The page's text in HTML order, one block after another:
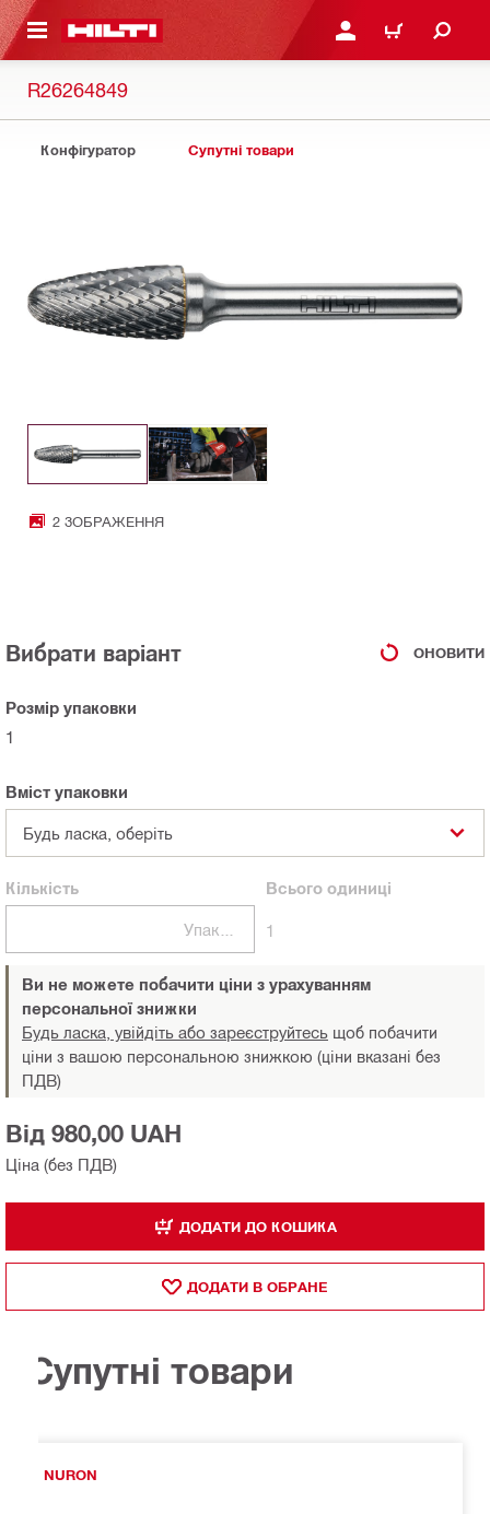
ЗМІСТУ УВІЙТИ АБО
КОШИК
R26264849
Конфігуратор Супутні товари
2 ЗОБРАЖЕННЯ
Вибрати варіант ОНОВИТИ
Розмір упаковки
1
Вміст упаковки
Будь ласка, оберіть
Кількість
Упаковки
Всьогоодиниці
1
Ви не можете побачити ціни з урахуванням
персональної знижки
Будь ласка, увійдіть або зареєструйтесь щоб побачити
ціни з вашою персональною знижкою (ціни вказані без
ПДВ)
Ціна (без ПДВ)
Від 980,00 UAH
ДОДАТИ ДО КОШИКА
ДОДАТИ В ОБРАНЕ
Супутні товари
NURON